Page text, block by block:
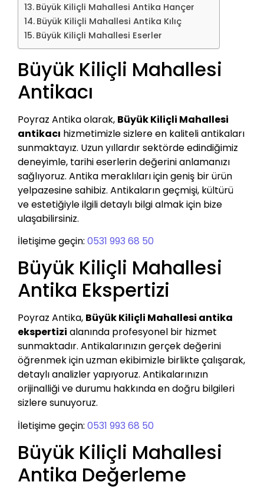
Büyük Kiliçli Mahallesi Antika Hançer
Büyük Kiliçli Mahallesi Antika Kılıç
Büyük Kiliçli Mahallesi Eserler
Büyük Kiliçli Mahallesi
Antikacı
Poyraz Antika olarak, Büyük Kiliçli Mahallesi
antikacı hizmetimizle sizlere en kaliteli antikaları
sunmaktayız. Uzun yıllardır sektörde edindiğimiz
deneyimle, tarihi eserlerin değerini anlamanızı
sağlıyoruz. Antika meraklıları için geniş bir ürün
yelpazesine sahibiz. Antikaların geçmişi, kültürü
ve estetiğiyle ilgili detaylı bilgi almak için bize
ulaşabilirsiniz.
İletişime geçin: 0531 993 68 50
Büyük Kiliçli Mahallesi
Antika Ekspertizi
Poyraz Antika, Büyük Kiliçli Mahallesi antika
ekspertizi alanında profesyonel bir hizmet
sunmaktadır. Antikalarınızın gerçek değerini
öğrenmek için uzman ekibimizle birlikte çalışarak,
detaylı analizler yapıyoruz. Antikalarınızın
orijinalliği ve durumu hakkında en doğru bilgileri
sizlere sunuyoruz.
İletişime geçin: 0531 993 68 50
Büyük Kiliçli Mahallesi
Antika Değerleme